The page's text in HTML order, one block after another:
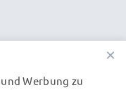
×
Werbung zu